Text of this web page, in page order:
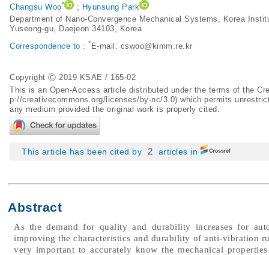
Changsu Woo* ; Hyunsung Park
Department of Nano-Convergence Mechanical Systems, Korea
Yuseong-gu, Daejeon 34103, Korea
Correspondence to : * E-mail: cswoo@kimm.re.kr
Copyright Ⓒ 2019 KSAE / 165-02
This is an Open-Access article distributed under the terms of the
p://creativecommons.org/licenses/by-nc/3.0) which permits
any medium provided the original work is properly cited.
This article has been cited by 2 articles in
Abstract
As the demand for quality and durability increases for
improving the characteristics and durability of anti-vibration
very important to accurately know the mechanical